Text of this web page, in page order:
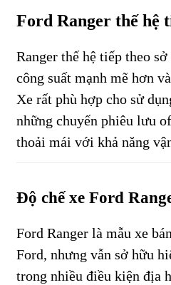
Ford Ranger thế hệ
Ranger thế hệ tiếp theo
công suất mạnh mẽ hơn
Xe rất phù hợp cho sử
những chuyến phiêu lưu
thoải mái với khả năng
Độ chế xe Ford
Ford Ranger là mẫu xe
Ford, nhưng vẫn sở hữu
trong nhiều điều kiện địa